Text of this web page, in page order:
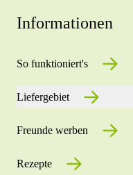
Informationen
So funktioniert's
Liefergebiet
Freunde werben
Rezepte